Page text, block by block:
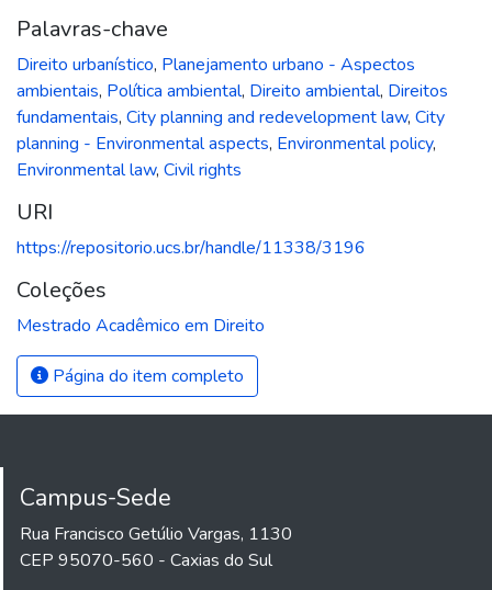
Palavras-chave
Direito urbanístico, Planejamento urbano - Aspectos
ambientais, Política ambiental, Direito ambiental, Direitos
fundamentais, City planning and redevelopment law, City
planning - Environmental aspects, Environmental policy,
Environmental law, Civil rights
URI
https://repositorio.ucs.br/handle/11338/3196
Coleções
Mestrado Acadêmico em Direito
Página do item completo
Campus-Sede
Rua Francisco Getúlio Vargas, 1130
CEP 95070-560 - Caxias do Sul